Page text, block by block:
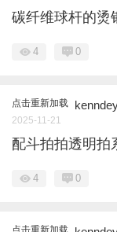
碳纤维球杆的烫
4 0
点击重新加载
2025-11-21
配斗拍拍透明拍
4 0
点击重新加载